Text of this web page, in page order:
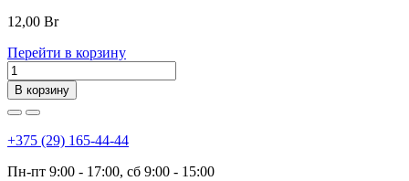
12,00 Br
Перейти в корзину
В корзину
+375 (29) 165-44-44
Пн-пт 9:00 - 17:00, сб 9:00 - 15:00